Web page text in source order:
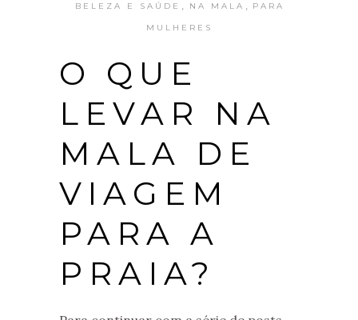
BELEZA E SAÚDE NA MALA PARA
MULHERES
O QUE
LEVAR NA
MALA DE
VIAGEM
PARA A
PRAIA?